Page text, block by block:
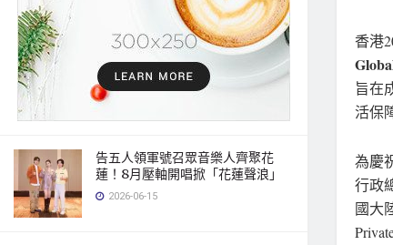
告五人領軍號召眾音樂人齊聚花
蓮！8月壓軸開唱掀「花蓮聲浪」
2026-06-15
香港
旨在
活保
為慶
行政
國大